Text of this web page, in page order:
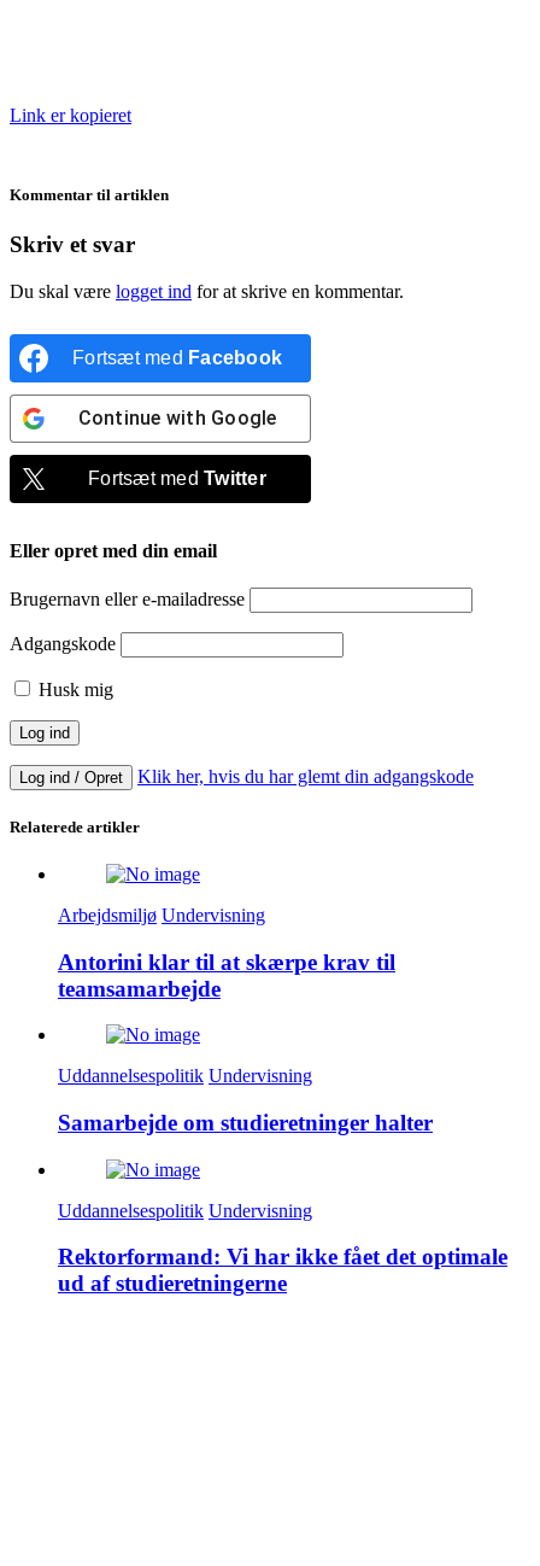
Link er kopieret
Kommentar til artiklen
Skriv et svar
Du skal være logget ind for at skrive en kommentar.
Fortsæt med Facebook
Continue with Google
Fortsæt medTwitter
Eller opret med din email
Brugernavn eller e-mailadresse
Adgangskode
Husk mig
Log ind / Opret Klik her, hvis du har glemt din adgangskode
Relaterede artikler
Arbejdsmiljø Undervisning
Antorini klar til at skærpe krav til
teamsamarbejde
Uddannelsespolitik Undervisning
Samarbejde om studieretninger halter
Uddannelsespolitik Undervisning
Rektorformand: Vi har ikke fået det optimale
ud af studieretningerne